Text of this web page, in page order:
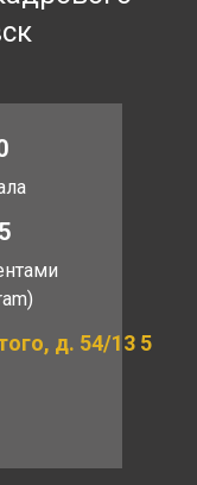
д. 54/13 5